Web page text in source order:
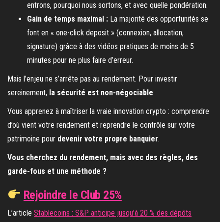
entrons, pourquoi nous sortons, et avec quelle pondération.
Gain de temps maximal : La majorité des opportunités se
font en « one-click deposit » (connexion, allocation,
signature) grâce à des vidéos pratiques de moins de 5
minutes pour ne plus faire d’erreur.
Mais l’enjeu ne s’arrête pas au rendement. Pour investir
sereinement, la sécurité est non-négociable.
Vous apprenez à maîtriser la vraie innovation crypto : comprendre
d’où vient votre rendement et reprendre le contrôle sur votre
patrimoine pour devenir votre propre banquier.
Vous cherchez du rendement, mais avec des règles, des
garde-fous et une méthode ?
Rejoindre le Club 25%
L’article Stablecoins : S&P anticipe jusqu’à 20 % des dépôts